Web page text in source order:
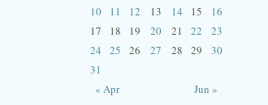
« Apr Jun »
10
11 12 13 14 15
16
17
18 19 20 21 22
23
24
25 26 27 28 29
30
31